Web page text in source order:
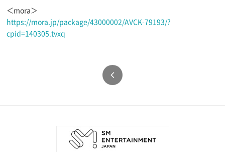
＜mora＞
https://mora.jp/package/43000002/AVCK-79193/?
cpid=140305.tvxq